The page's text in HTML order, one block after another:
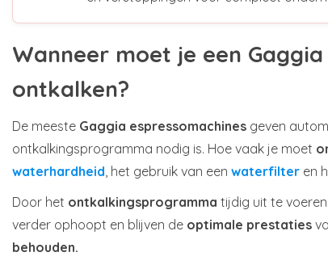
Wanneer moet je een
ontkalken?
De meeste Gaggia espressomachines geven
ontkalkingsprogramma nodig is. Hoe vaak je moet
waterhardheid , het gebruik van een waterfilter en
Door het ontkalkingsprogramma tijdig uit te
verder ophoopt en blijven de optimale prestaties
behouden.